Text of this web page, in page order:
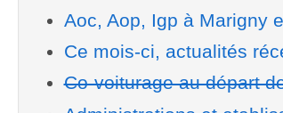
Aoc, Aop, Igp à Marigny
Ce mois-ci, actualités
Co-voiturage au départ